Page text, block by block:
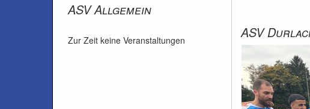
ASV Allgemein
Zur Zeit keine Veranstaltungen ASV